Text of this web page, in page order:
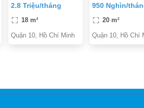
2.8 Triệu/tháng
18 m²
Quận 10, Hồ Chí Minh
ngay 300K
950 Nghìn/
20 m²
Quận 10, Hồ Chí